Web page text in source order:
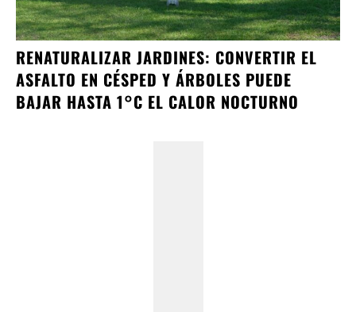
RENATURALIZAR JARDINES: CONVERTIR EL
ASFALTO EN CÉSPED Y ÁRBOLES PUEDE
BAJAR HASTA 1°C EL CALOR NOCTURNO